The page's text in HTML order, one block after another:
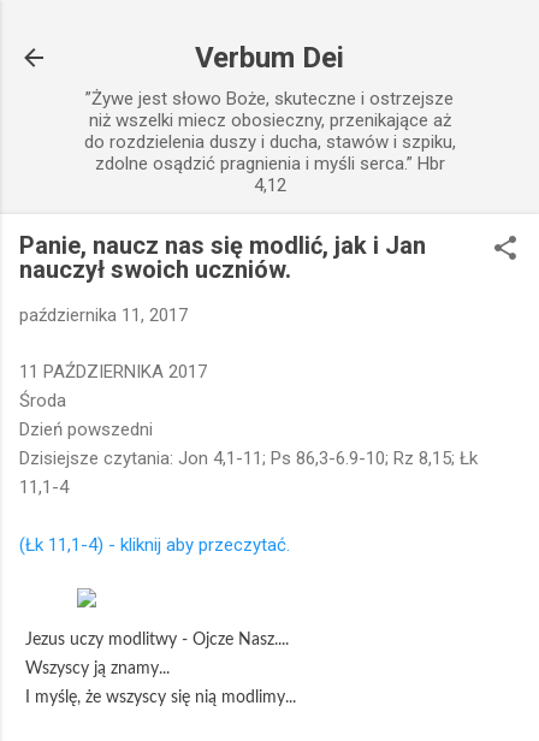
Verbum Dei
”Żywe jest słowo Boże, skuteczne i ostrzejsze
niż wszelki miecz obosieczny, przenikające aż
do rozdzielenia duszy i ducha, stawów i szpiku,
zdolne osądzić pragnienia i myśli serca.” Hbr
4,12
Panie, naucz nas się modlić, jak i Jan
nauczył swoich uczniów.
października 11, 2017
11 PAŹDZIERNIKA 2017
Środa
Dzień powszedni
Dzisiejsze czytania: Jon 4,1-11; Ps 86,3-6.9-10; Rz 8,15; Łk
11,1-4
(Łk 11,1-4) - kliknij aby przeczytać.
Jezus uczy modlitwy - Ojcze Nasz....
Wszyscy ją znamy...
I myślę, że wszyscy się nią modlimy...